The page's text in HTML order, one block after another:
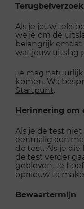
Terugbelverzoek
Als je jouw
we je om de
belangrijk
wat jouw uitslag
Je mag
komen. We
Startpunt.
Herinnering om
Als je de test
eenmalig een
de test. Als je
de test verder
gebleven. Je
opnieuw te
Bewaartermijn